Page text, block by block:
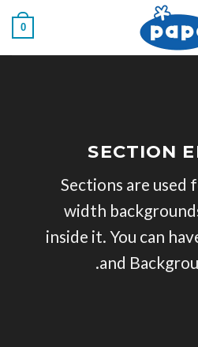
0
SECTION
Sections are
width
inside it. You can
and